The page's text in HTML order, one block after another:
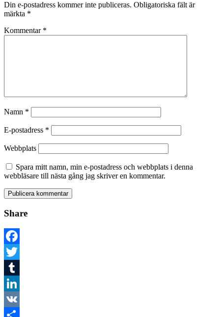
Din e-postadress kommer inte publiceras. Obligatoriska fält är
märkta *
Kommentar *
Namn *
E-postadress *
Webbplats
Spara mitt namn, min e-postadress och webbplats i denna
webbläsare till nästa gång jag skriver en kommentar.
Share
Facebook
Twitter
Tumblr
LinkedIn
VK